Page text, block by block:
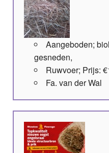
Aangeboden;
gesneden,
Ruwvoer; Prijs:
Fa. van der Wal